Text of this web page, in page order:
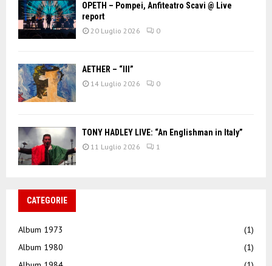
OPETH – Pompei, Anfiteatro Scavi @ Live
report
20 Luglio 2026 0
AETHER – “III”
14 Luglio 2026 0
TONY HADLEY LIVE: “An Englishman in Italy”
11 Luglio 2026 1
CATEGORIE
Album 1973
(1)
Album 1980
(1)